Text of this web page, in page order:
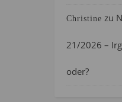
Christine zu
21/2026 –
oder?